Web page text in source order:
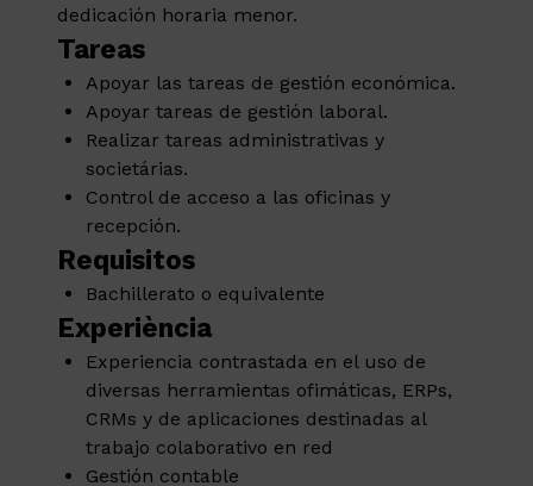
dedicación horaria menor.
Tareas
Apoyar las tareas de gestión económica.
Apoyar tareas de gestión laboral.
Realizar tareas administrativas y
societárias.
Control de acceso a las oficinas y
recepción.
Requisitos
Bachillerato o equivalente
Experiència
Experiencia contrastada en el uso de
diversas herramientas ofimáticas, ERPs,
CRMs y de aplicaciones destinadas al
trabajo colaborativo en red
Gestión contable